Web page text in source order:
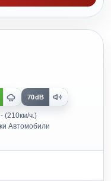
70dB
(210км/ч.)
Автомобили